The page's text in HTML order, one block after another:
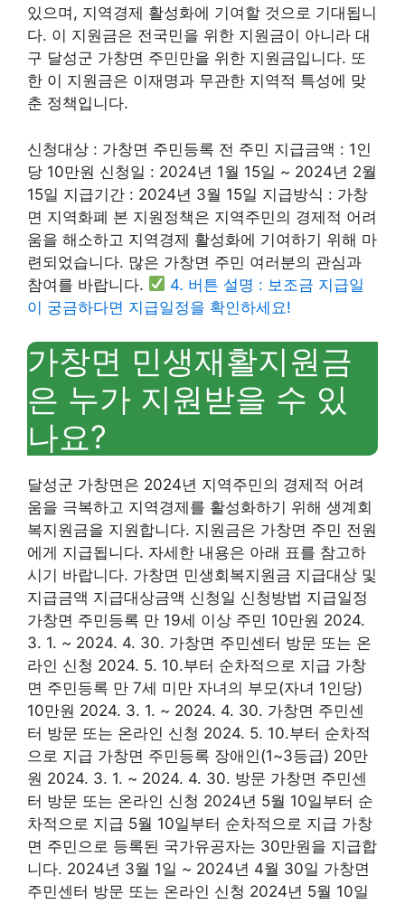
있으며, 지역경제 활성화에 기여할 것으로 기대됩니
다. 이 지원금은 전국민을 위한 지원금이 아니라 대
구 달성군 가창면 주민만을 위한 지원금입니다. 또
한 이 지원금은 이재명과 무관한 지역적 특성에 맞
춘 정책입니다.
신청대상 : 가창면 주민등록 전 주민 지급금액 : 1인
당 10만원 신청일 : 2024년 1월 15일 ~ 2024년 2월
15일 지급기간 : 2024년 3월 15일 지급방식 : 가창
면 지역화폐 본 지원정책은 지역주민의 경제적 어려
움을 해소하고 지역경제 활성화에 기여하기 위해 마
련되었습니다. 많은 가창면 주민 여러분의 관심과
참여를 바랍니다.
4. 버튼 설명 : 보조금 지급일
이 궁금하다면 지급일정을 확인하세요!
가창면 민생재활지원금
은 누가 지원받을 수 있
나요?
달성군 가창면은 2024년 지역주민의 경제적 어려
움을 극복하고 지역경제를 활성화하기 위해 생계회
복지원금을 지원합니다. 지원금은 가창면 주민 전원
에게 지급됩니다. 자세한 내용은 아래 표를 참고하
시기 바랍니다. 가창면 민생회복지원금 지급대상 및
지급금액 지급대상금액 신청일 신청방법 지급일정
가창면 주민등록 만 19세 이상 주민 10만원 2024.
3. 1. ~ 2024. 4. 30. 가창면 주민센터 방문 또는 온
라인 신청 2024. 5. 10.부터 순차적으로 지급 가창
면 주민등록 만 7세 미만 자녀의 부모(자녀 1인당)
10만원 2024. 3. 1. ~ 2024. 4. 30. 가창면 주민센
터 방문 또는 온라인 신청 2024. 5. 10.부터 순차적
으로 지급 가창면 주민등록 장애인(1~3등급) 20만
원 2024. 3. 1. ~ 2024. 4. 30. 방문 가창면 주민센
터 방문 또는 온라인 신청 2024년 5월 10일부터 순
차적으로 지급 5월 10일부터 순차적으로 지급 가창
면 주민으로 등록된 국가유공자는 30만원을 지급합
니다. 2024년 3월 1일 ~ 2024년 4월 30일 가창면
주민센터 방문 또는 온라인 신청 2024년 5월 10일